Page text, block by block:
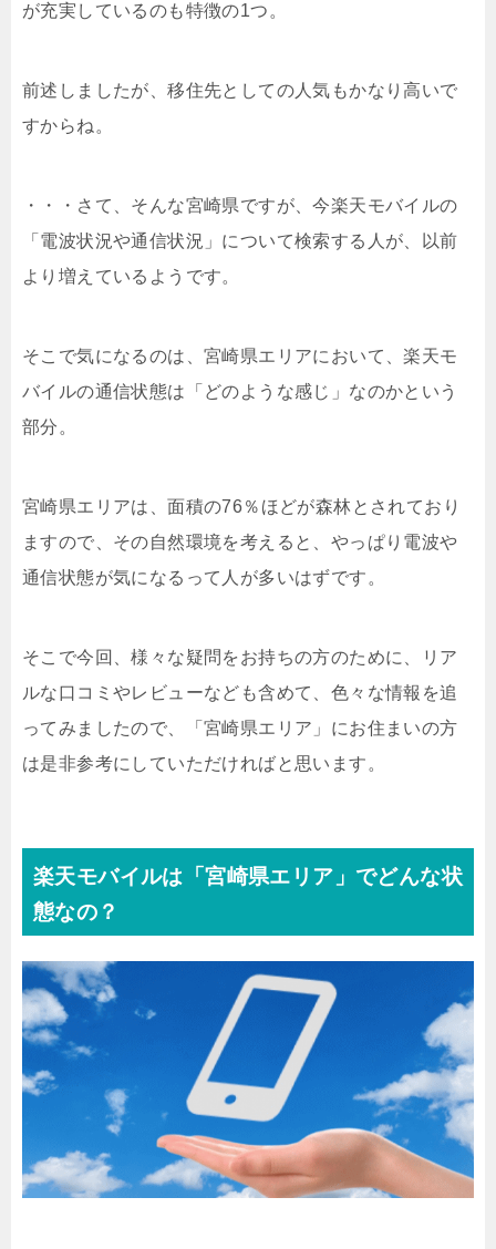
が充実しているのも特徴の1つ。
前述しましたが、移住先としての人気もかなり高いで
すからね。
・・・さて、そんな宮崎県ですが、今楽天モバイルの
「電波状況や通信状況」について検索する人が、以前
より増えているようです。
そこで気になるのは、宮崎県エリアにおいて、楽天モ
バイルの通信状態は「どのような感じ」なのかという
部分。
宮崎県エリアは、面積の76％ほどが森林とされており
ますので、その自然環境を考えると、やっぱり電波や
通信状態が気になるって人が多いはずです。
そこで今回、様々な疑問をお持ちの方のために、リア
ルな口コミやレビューなども含めて、色々な情報を追
ってみましたので、「宮崎県エリア」にお住まいの方
は是非参考にしていただければと思います。
楽天モバイルは「宮崎県エリア」でどんな状
態なの？